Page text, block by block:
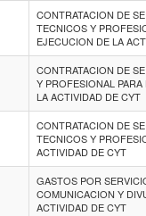
CONTRATACION DE
TECNICOS Y
EJECUCION DE LA
CONTRATACION DE
Y PROFESIONAL
LA ACTIVIDAD DE CYT
CONTRATACION DE
TECNICOS Y
ACTIVIDAD DE CYT
GASTOS POR
COMUNICACION Y
ACTIVIDAD DE CYT